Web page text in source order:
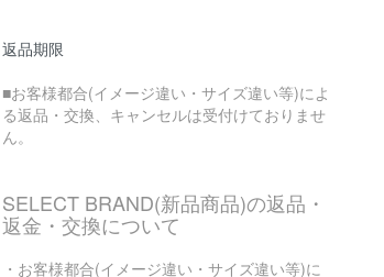
返品期限
■お客様都合(イメージ違い・サイズ違い等)によ
る返品・交換、キャンセルは受付けておりませ
ん。
SELECT BRAND(新品商品)の返品・
返金・交換について
・お客様都合(イメージ違い・サイズ違い等)に